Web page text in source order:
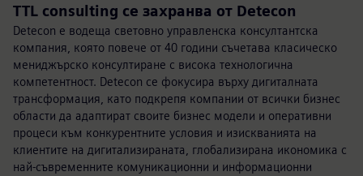
TTL consulting се захранва от Detecon
Detecon е водеща световно управленска консултантска
компания, която повече от 40 години съчетава класическо
мениджърско консултиране с висока технологична
компетентност. Detecon се фокусира върху дигиталната
трансформация, като подкрепя компании от всички бизнес
области да адаптират своите бизнес модели и оперативни
процеси към конкурентните условия и изискванията на
клиентите на дигитализираната, глобализирана икономика с
най-съвременните комуникационни и информационни